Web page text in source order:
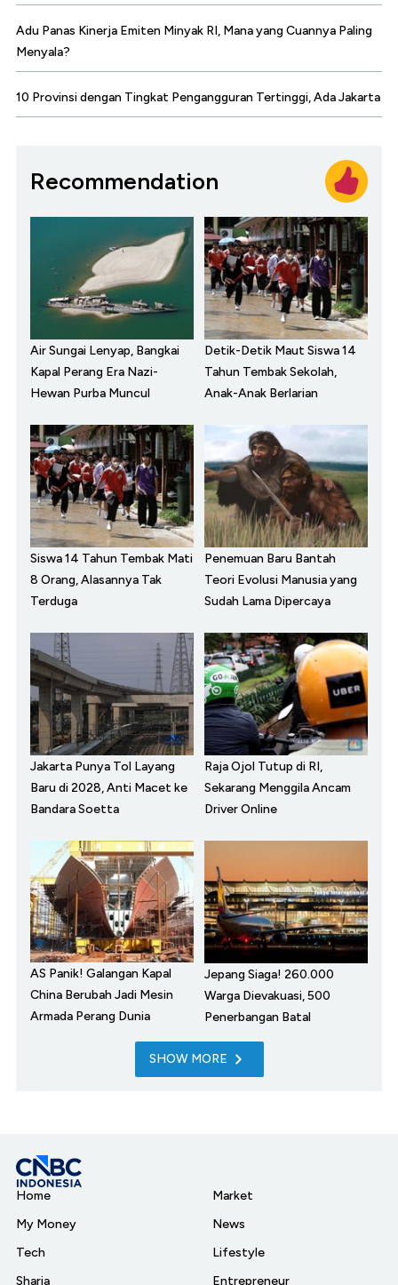
Adu Panas Kinerja Emiten Minyak RI, Mana yang Cuannya Paling
Menyala?
10 Provinsi dengan Tingkat Pengangguran Tertinggi, Ada Jakarta
Recommendation
Air Sungai Lenyap, Bangkai
Kapal Perang Era Nazi-
Hewan Purba Muncul
Detik-Detik Maut Siswa 14
Tahun Tembak Sekolah,
Anak-Anak Berlarian
Siswa 14 Tahun Tembak Mati
8 Orang, Alasannya Tak
Terduga
Penemuan Baru Bantah
Teori Evolusi Manusia yang
Sudah Lama Dipercaya
Jakarta Punya Tol Layang
Baru di 2028, Anti Macet ke
Bandara Soetta
Raja Ojol Tutup di RI,
Sekarang Menggila Ancam
Driver Online
AS Panik! Galangan Kapal
China Berubah Jadi Mesin
Armada Perang Dunia
Jepang Siaga! 260.000
Warga Dievakuasi, 500
Penerbangan Batal
SHOW MORE
Home
My Money
Tech
Sharia
Market
News
Lifestyle
Entrepreneur